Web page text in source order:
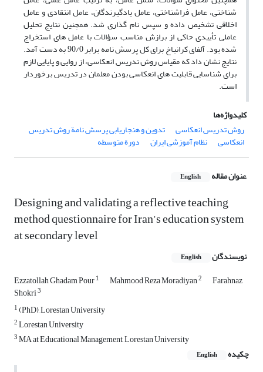
شناختی، عامل فراشناختی، عامل یادگیرندگان، عامل انتقادی و عامل
اخلاقی تشخیص داده و سپس نام گذاری شد. همچنین نتایج تحلیل
عاملی تأییدی حاکی از برازش مناسب سؤالات با عامل های استخراج
شده بود. آلفای کرانباخ برای کل پرسش نامه برابر 90/0 به دست آمد.
نتایج نشان داد که مقیاس روش تدریس انعکاسی، از روایی و پایایی لازم
برای شناسایی قابلیت های انعکاسی بودن معلمان در تدریس برخوردار
است.
کلیدواژه‌ها
روش تدریس انعکاسی
تدوین و هنجاریابی پرسش نامة روش تدریس
انعکاسی نظام آموزشی ایران دورة متوسطه
عنوان مقاله English
Designing and validating a reflective teaching
method questionnaire for Iran’s education system
at secondary level
نویسندگان English
Ezzatollah Ghadam Pour1 Mahmood Reza Moradiyan2 Farahnaz
Shokri3
1(PhD), Lorestan University
2Lorestan University
3MA at Educational Management, Lorestan University
چکیده
English